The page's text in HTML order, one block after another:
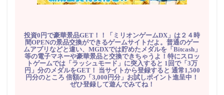
投資0円で豪華景品GET！！「ミリオンゲームDX」は２４時
間OPENの景品交換ができるゲームサイトだよ。普通のゲー
ムアプリなどと違い、MGDXでは貯めたメダルを「Bitcash」
等の電子マネーや豪華景品と交換できちゃうよ！特にスロッ
トゲームでは「ラッシュモード」に突入すると 1回で「3万
円」分のメダルをGET！ 当サイトから登録すると 通常1,500
円分のところ 倍額の「3,000円分」お試しポイント進呈中！
ぜひ登録して遊んでみてね！